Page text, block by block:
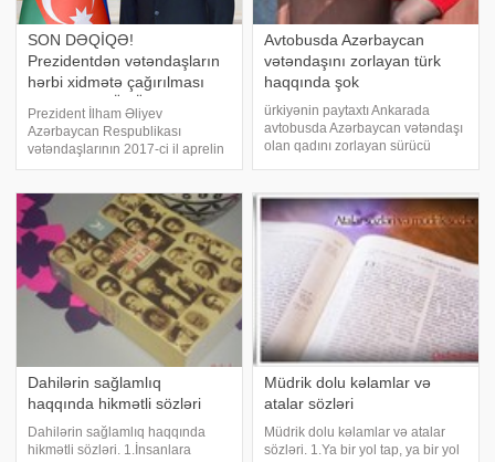
SON DƏQİQƏ!
Prezidentdən vətəndaşların
hərbi xidmətə çağırılması
haqqında MÜHÜM
SƏRƏNCAM
Prezident İlham Əliyev
Azərbaycan Respublikası
vətəndaşlarının 2017-ci il aprelin
1-dən 30-dək müddətli həqiqi
müddətli həqiqi hərbi xidmət
hərbi qulluqçularının ehtiyata
buraxılması haqqınd
Avtobusda Azərbaycan
vətəndaşını zorlayan türk
haqqında şok
ürkiyənin paytaxtı Ankarada
avtobusda Azərbaycan vətəndaşı
olan qadını zorlayan sürücü
istinadla verdiyi məlumata görə,
İbrahim Tuncay adlı sürücünün
başqa cinayətlər
Dahilərin sağlamlıq
haqqında hikmətli sözləri
Dahilərin sağlamlıq haqqında
hikmətli sözləri. 1.İnsanlara
Müdrik dolu kəlamlar və
atalar sözləri
Müdrik dolu kəlamlar və atalar
sözləri. 1.Ya bir yol tap, ya bir yol